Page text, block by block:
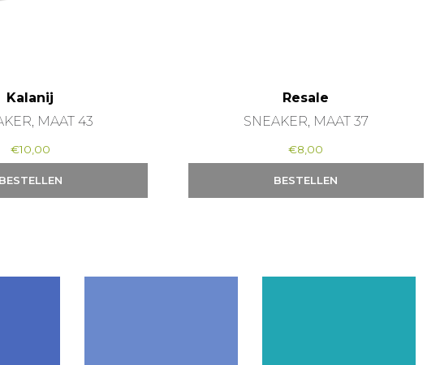
Kalanij
MAAT 43
€10,00
BESTELLEN
Resale
SNEAKER, MAAT 37
€8,00
BESTELLEN